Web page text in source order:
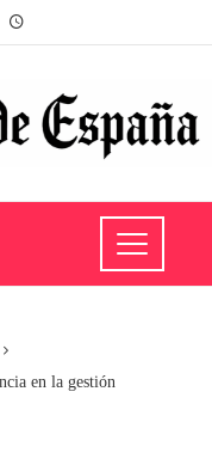
en la gestión